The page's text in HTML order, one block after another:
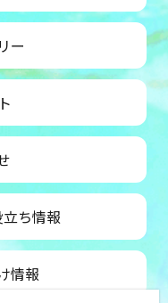
ー
ち情報
情報